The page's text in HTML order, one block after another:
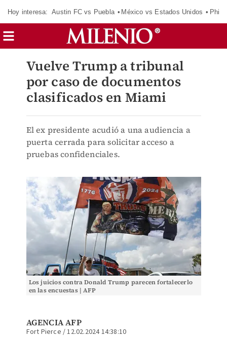
Hoy interesa: Austin FC vs Puebla México vs Estados Unidos
Vuelve Trump a tribunal
por caso de documentos
clasificados en Miami
El ex presidente acudió a una audiencia a
puerta cerrada para solicitar acceso a
pruebas confidenciales.
Los juicios contra Donald Trump parecen fortalecerlo
en las encuestas | AFP
AGENCIA AFP
Fort Pierce /12.02.2024 14:38:10